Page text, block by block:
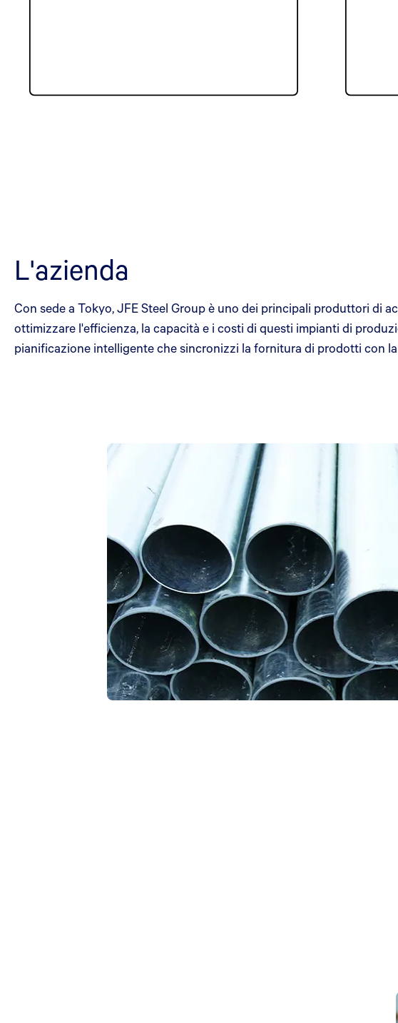
L'azienda
Con sede a Tokyo, JFE Steel Group è uno dei principali produttori di
ottimizzare l'efficienza, la capacità e i costi di questi impianti di
pianificazione intelligente che sincronizzi la fornitura di prodotti con